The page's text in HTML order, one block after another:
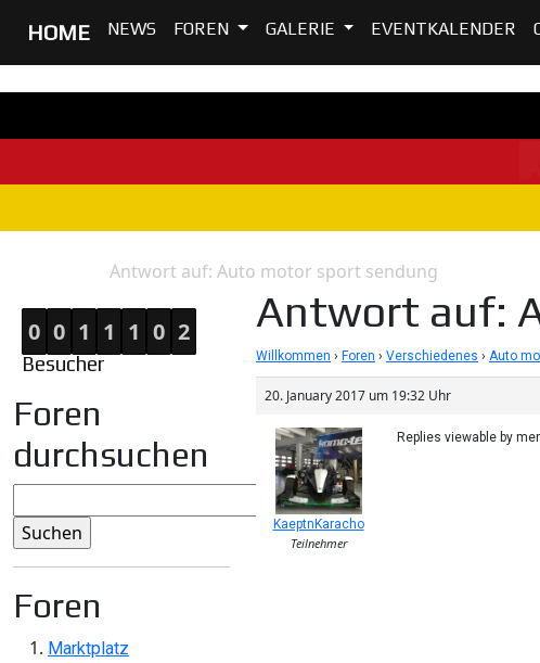
HOME NEWS FOREN GALERIE EVENTKALENDER
Antwort auf: Auto motor sport sendung
0 0 1 1 1 0 2
Besucher
Foren
durchsuchen
Foren
Marktplatz
Antwort auf:
Willkommen › Foren › Verschiedenes › Auto
20. January 2017 um 19:32 Uhr
KaeptnKaracho
Teilnehmer
Replies viewable by